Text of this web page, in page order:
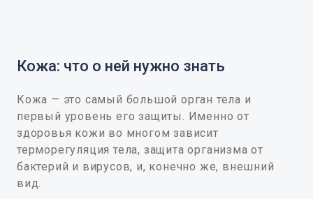
Кожа: что о ней нужно знать
Кожа — это самый большой орган тела и
первый уровень его защиты. Именно от
здоровья кожи во многом зависит
терморегуляция тела, защита организма от
бактерий и вирусов, и, конечно же, внешний
вид.